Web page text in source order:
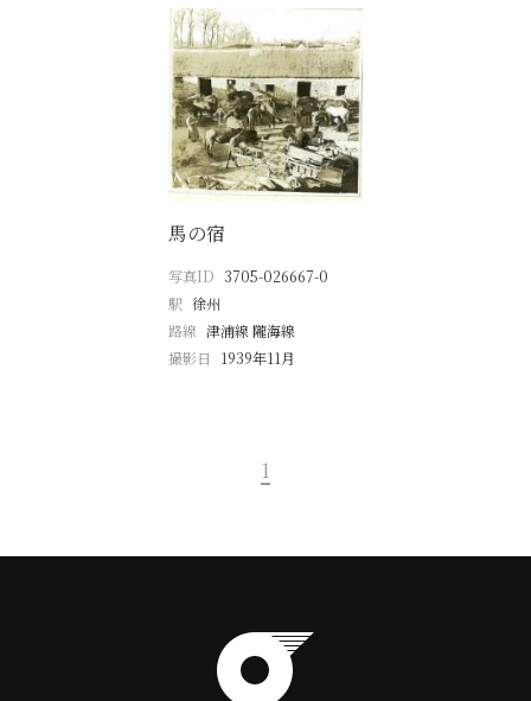
馬の宿
写真ID 3705-026667-0
駅 徐州
路線 津浦線 隴海線
撮影日
1939年11月
1